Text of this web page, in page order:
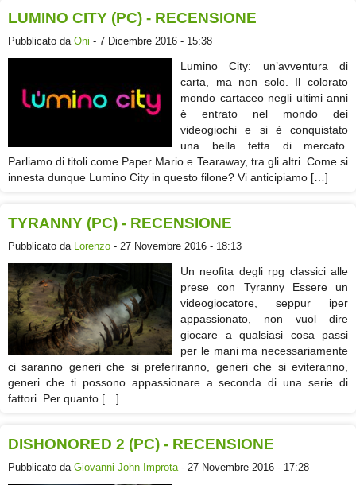
LUMINO CITY (PC) - RECENSIONE
Pubblicato da Oni - 7 Dicembre 2016 - 15:38
Lumino City: un’avventura di
carta, ma non solo. Il colorato
mondo cartaceo negli ultimi anni
è entrato nel mondo dei
videogiochi e si è conquistato
una bella fetta di mercato.
Parliamo di titoli come Paper Mario e Tearaway, tra gli altri. Come si
innesta dunque Lumino City in questo filone? Vi anticipiamo […]
TYRANNY (PC) - RECENSIONE
Pubblicato da Lorenzo - 27 Novembre 2016 - 18:13
Un neofita degli rpg classici alle
prese con Tyranny Essere un
videogiocatore, seppur iper
appassionato, non vuol dire
giocare a qualsiasi cosa passi
per le mani ma necessariamente
ci saranno generi che si preferiranno, generi che si eviteranno,
generi che ti possono appassionare a seconda di una serie di
fattori. Per quanto […]
DISHONORED 2 (PC) - RECENSIONE
Pubblicato da Giovanni John Improta- 27 Novembre 2016 - 17:28